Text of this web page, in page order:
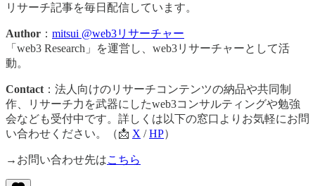
リサーチ記事を毎日配信しています。
Author ： mitsui @web3リサーチャー
「web3 Research」を運営し、web3リサーチャーとして活
動。
Contact ：法人向けのリサーチコンテンツの納品や共同制
作、リサーチ力を武器にしたweb3コンサルティングや勉強
会なども受付中です。詳しくは以下の窓口よりお気軽にお問
い合わせください。（📩 X /HP）
→お問い合わせ先はこちら